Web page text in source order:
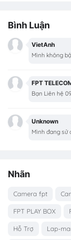
Bình Luận
VietAnh
Mình không
FPT
Bạn Liên hệ
Unknown
Mình đang sử
Nhãn
Camera fpt
FPT PLAY BOX
Hỗ Trợ Lap-